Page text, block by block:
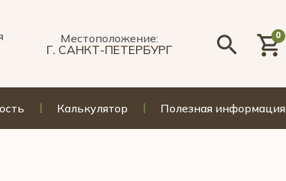
Местоположение:
Г. САНКТ-ПЕТЕРБУРГ
0
Калькулятор Полезная информация